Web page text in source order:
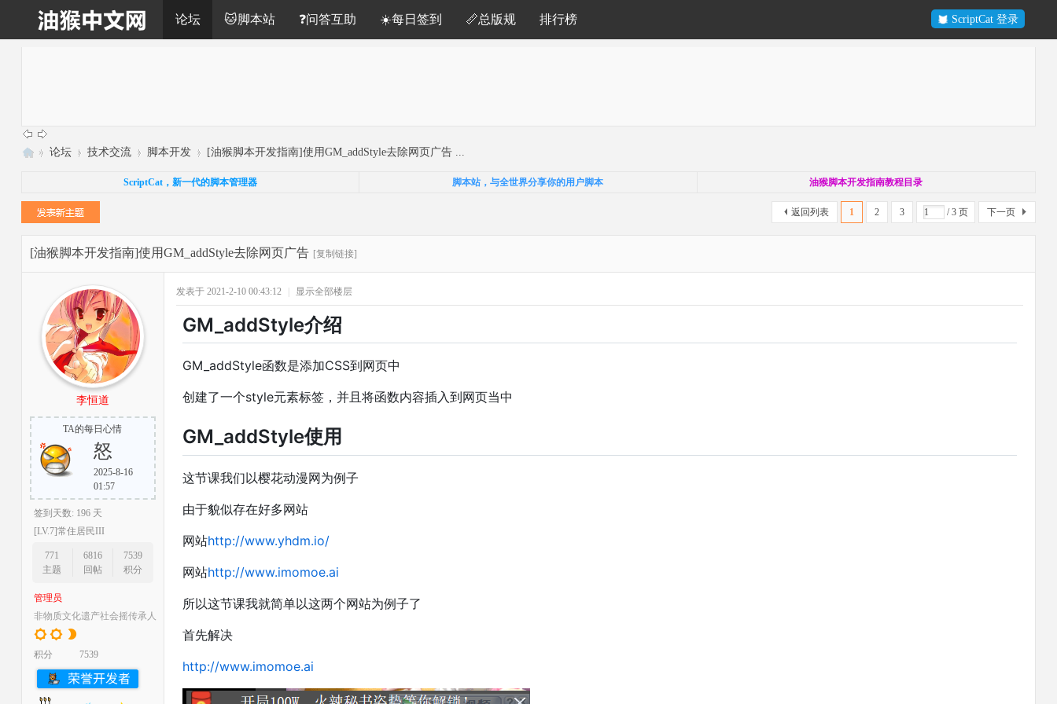
ScriptCat 登录
论坛 🐱脚本站 ❓问答互助 ☀️每日签到 📏总版规 排行榜
中
» 论坛 › 技术交流 › 脚本开发 › [油猴脚本开发指南]使用GM_addStyle去除网页广告 ...
ScriptCat，新一代的脚本管理器 脚本站，与全世界分享你的用户脚本 油猴脚本开发指南教程目录
1 2 3 / 3 页 下一页
返回列表
[油猴脚本开发指南]使用GM_addStyle去除网页广告 [复制链接]
李恒道
TA的每日心情
怒
2025-8-16
01:57
签到天数: 196 天
[LV.7]常住居民III
771
主题
6816
回帖
7539
积分
管理员
非物质文化遗产社会摇传承人
积分 7539
发表于 2021-2-10 00:43:12 显示全部楼层
GM_addStyle介绍
GM_addStyle函数是添加CSS到网页中
创建了一个style元素标签，并且将函数内容插入到网页当中
GM_addStyle使用
这节课我们以樱花动漫网为例子
由于貌似存在好多网站
网站http://www.yhdm.io/
网站http://www.imomoe.ai
所以这节课我就简单以这两个网站为例子了
首先解决
http://www.imomoe.ai